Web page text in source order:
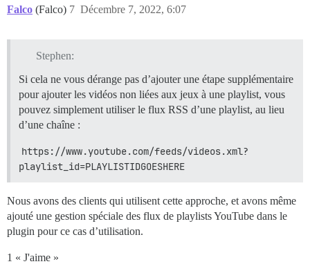
Falco (Falco) Décembre 7, 2022, 6:07
7
Stephen:
Si cela ne vous dérange pas d’ajouter une étape supplémentaire
pour ajouter les vidéos non liées aux jeux à une playlist, vous
pouvez simplement utiliser le flux RSS d’une playlist, au lieu
d’une chaîne :
https://www.youtube.com/feeds/videos.xml?
playlist_id=PLAYLISTIDGOESHERE
Nous avons des clients qui utilisent cette approche, et avons même
ajouté une gestion spéciale des flux de playlists YouTube dans le
plugin pour ce cas d’utilisation.
1 « J'aime »